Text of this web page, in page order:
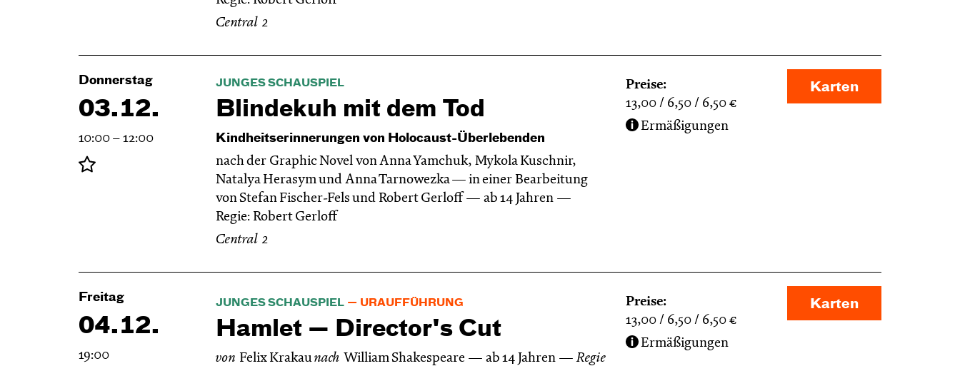
Central 2
Donnerstag
03.12.
10:00 – 12:00
JUNGES SCHAUSPIEL
Blinde­kuh mit dem Tod
Kindheitserinnerungen von Holocaust-Überlebenden
nach der Graphic Novel von Anna Yamchuk, Mykola Kuschnir,
Natalya Herasym und Anna Tarnowezka — in einer Bearbeitung
von Stefan Fischer-Fels und Robert Gerloff
ab 14 Jahren
Regie: Robert Gerloff
Central 2
Preise:
13,00
6,50 6,50 €
Ermäßigungen
Karten
Freitag
04.12.
19:00
JUNGES SCHAUSPIEL URAUFFÜHRUNG
Hamlet — Director's Cut
von Felix Krakaunach William Shakespeare ab 14 Jahren
Regie
Preise:
13,00
6,50 6,50 €
Ermäßigungen
Karten